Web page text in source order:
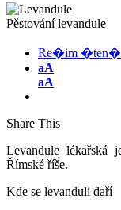
Pěstování levandule
Re�im �ten�
aA
aA
Share This
Levandule lékařská
Římské říše.
Kde se levanduli daří